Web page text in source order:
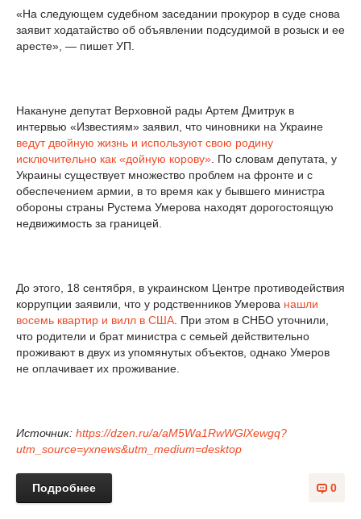
«На следующем судебном заседании прокурор в суде снова
заявит ходатайство об объявлении подсудимой в розыск и ее
аресте», — пишет УП.
Накануне депутат Верховной рады Артем Дмитрук в
интервью «Известиям» заявил, что чиновники на Украине
ведут двойную жизнь и используют свою родину
исключительно как «дойную корову». По словам депутата, у
Украины существует множество проблем на фронте и с
обеспечением армии, в то время как у бывшего министра
обороны страны Рустема Умерова находят дорогостоящую
недвижимость за границей.
До этого, 18 сентября, в украинском Центре противодействия
коррупции заявили, что у родственников Умерова нашли
восемь квартир и вилл в США. При этом в СНБО уточнили,
что родители и брат министра с семьей действительно
проживают в двух из упомянутых объектов, однако Умеров
не оплачивает их проживание.
Источник: https://dzen.ru/a/aM5Wa1RwWGlXewgq?
utm_source=yxnews&utm_medium=desktop
0
Подробнее